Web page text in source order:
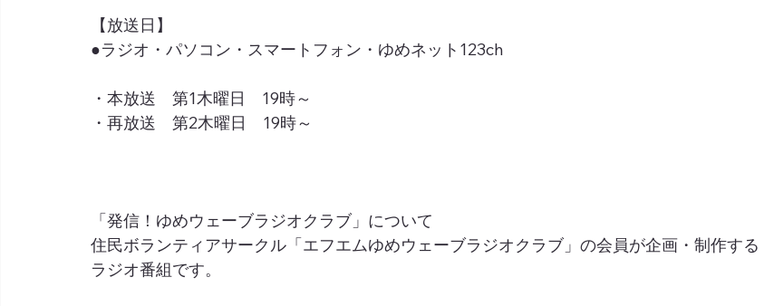
【放送日】
●ラジオ・パソコン・スマートフォン・ゆめネット123ch
・本放送　第1木曜日　19時～
・再放送　第2木曜日　19時～
「発信！ゆめウェーブラジオクラブ」について
住民ボランティアサークル「エフエムゆめウェーブラジオクラブ」の会員が企画・制作する
ラジオ番組です。